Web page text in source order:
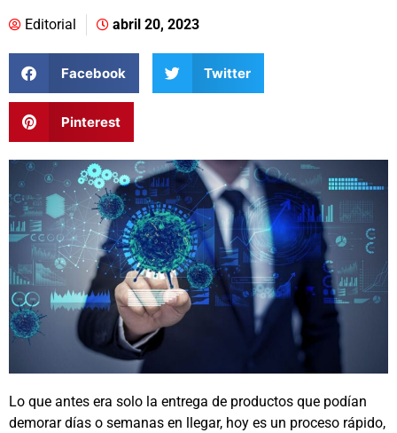
Editorial abril 20, 2023
Facebook Twitter
Pinterest
Lo que antes era solo la entrega de productos que podían
demorar días o semanas en llegar, hoy es un proceso rápido,